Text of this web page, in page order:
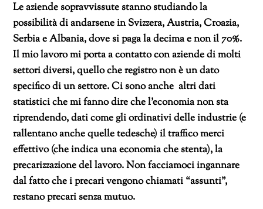
Le aziende sopravvissute stanno studiando la
possibilità di andarsene in Svizzera, Austria, Croazia,
Serbia e Albania, dove si paga la decima e non il 70%.
Il mio lavoro mi porta a contatto con aziende di molti
settori diversi, quello che registro non è un dato
specifico di un settore. Ci sono anche altri dati
statistici che mi fanno dire che l’economia non sta
riprendendo, dati come gli ordinativi delle industrie (e
rallentano anche quelle tedesche) il traffico merci
effettivo (che indica una economia che stenta), la
precarizzazione del lavoro. Non facciamoci ingannare
dal fatto che i precari vengono chiamati “assunti”,
restano precari senza mutuo.